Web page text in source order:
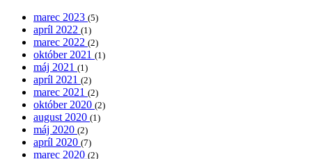
marec 2023 (5)
apríl 2022 (1)
marec 2022 (2)
október 2021 (1)
máj 2021 (1)
apríl 2021 (2)
marec 2021 (2)
október 2020 (2)
august 2020 (1)
máj 2020 (2)
apríl 2020 (7)
marec 2020 (2)